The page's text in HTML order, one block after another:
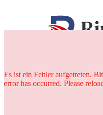
25
Es ist ein Fehler aufgetreten.
error has occurred. Please